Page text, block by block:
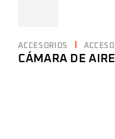
ACCESORIOS
CÁMARA DE AIRE